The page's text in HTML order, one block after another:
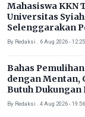
Mahasiswa KKN
Universitas
Selenggarakan
Gampong Rhieng
By Redaksi . 6 Aug 2026 - 12:25
Bahas
dengan Mentan,
Butuh
By Redaksi . 4 Aug 2026 - 19:56